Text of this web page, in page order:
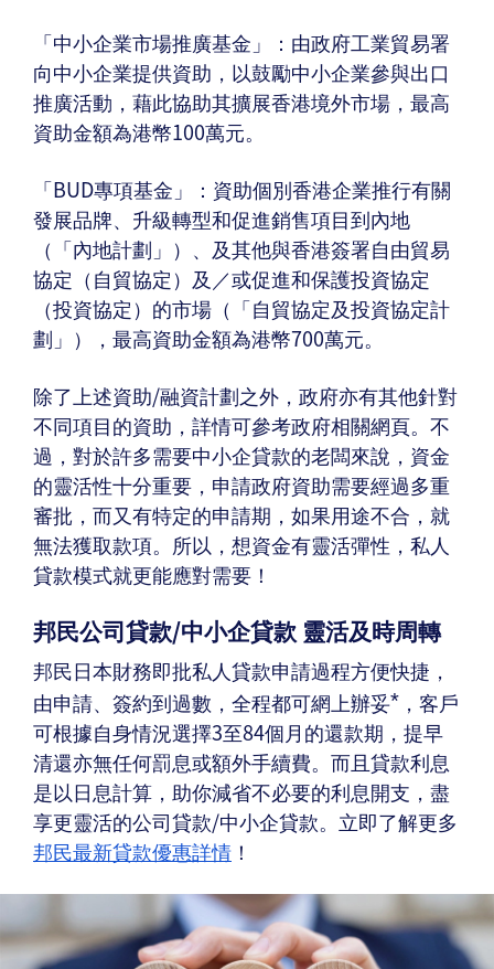
「中小企業市場推廣基金」：由政府工業貿易署
向中小企業提供資助，以鼓勵中小企業參與出口
推廣活動，藉此協助其擴展香港境外市場，最高
資助金額為港幣100萬元。
「BUD專項基金」：資助個別香港企業推行有關
發展品牌、升級轉型和促進銷售項目到內地
（「內地計劃」）、及其他與香港簽署自由貿易
協定（自貿協定）及／或促進和保護投資協定
（投資協定）的市場（「自貿協定及投資協定計
劃」），最高資助金額為港幣700萬元。
除了上述資助/融資計劃之外，政府亦有其他針對
不同項目的資助，詳情可參考政府相關網頁。不
過，對於許多需要中小企貸款的老闆來說，資金
的靈活性十分重要，申請政府資助需要經過多重
審批，而又有特定的申請期，如果用途不合，就
無法獲取款項。所以，想資金有靈活彈性，私人
貸款模式就更能應對需要！
邦民公司貸款/中小企貸款 靈活及時周轉
邦民日本財務即批私人貸款申請過程方便快捷，
由申請、簽約到過數，全程都可網上辦妥* ，客戶
可根據自身情況選擇3至84個月的還款期，提早
清還亦無任何罰息或額外手續費。而且貸款利息
是以日息計算，助你減省不必要的利息開支，盡
享更靈活的公司貸款/中小企貸款。立即了解更多
邦民最新貸款優惠詳情 ！